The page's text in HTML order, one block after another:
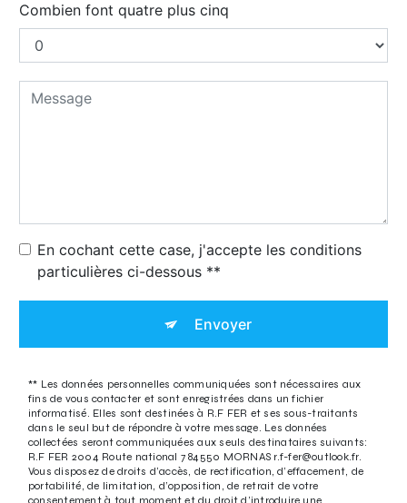
Combien font quatre plus cinq
En cochant cette case, j'accepte les conditions
particulières ci-dessous **
Envoyer
** Les données personnelles communiquées sont nécessaires aux
fins de vous contacter et sont enregistrées dans un fichier
informatisé. Elles sont destinées à R.F FER et ses sous-traitants
dans le seul but de répondre à votre message. Les données
collectées seront communiquées aux seuls destinataires suivants:
R.F FER 2004 Route national 7 84550 MORNAS r.f-fer@outlook.fr.
Vous disposez de droits d’accès, de rectification, d’effacement, de
portabilité, de limitation, d’opposition, de retrait de votre